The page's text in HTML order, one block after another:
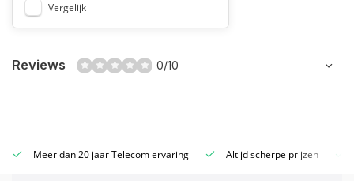
Vergelijk
Reviews 0/10
Meer dan 20 jaar Telecom ervaring Altijd scherpe prijzen